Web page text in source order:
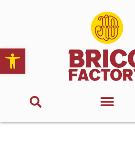
Abrir barra de herramientas